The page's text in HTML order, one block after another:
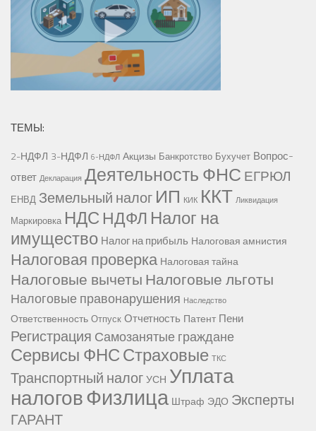
ТЕМЫ:
2-НДФЛ 3-НДФЛ 6-НДФЛ Акцизы Банкротство Бухучет Вопрос-
ответ Декларация Деятельность ФНС ЕГРЮЛ
ЕНВД Земельный налог ИП КИК ККТ Ликвидация
Маркировка НДС НДФЛ Налог на
имущество Налог на прибыль Налоговая амнистия
Налоговая проверка Налоговая тайна
Налоговые вычетыНалоговые льготы
Налоговые правонарушения Наследство
Ответственность Отпуск Отчетность Патент Пени
Регистрация Самозанятые граждане
Сервисы ФНССтраховые ТКС
Транспортный налогУСН Уплата
налоговФизлица Штраф ЭДО Эксперты
ГАРАНТ